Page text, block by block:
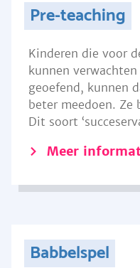
Pre-teaching
Kinderen die voor
kunnen
geoefend, kunnen
beter meedoen. Ze
Dit soort
Meer
Babbelspel